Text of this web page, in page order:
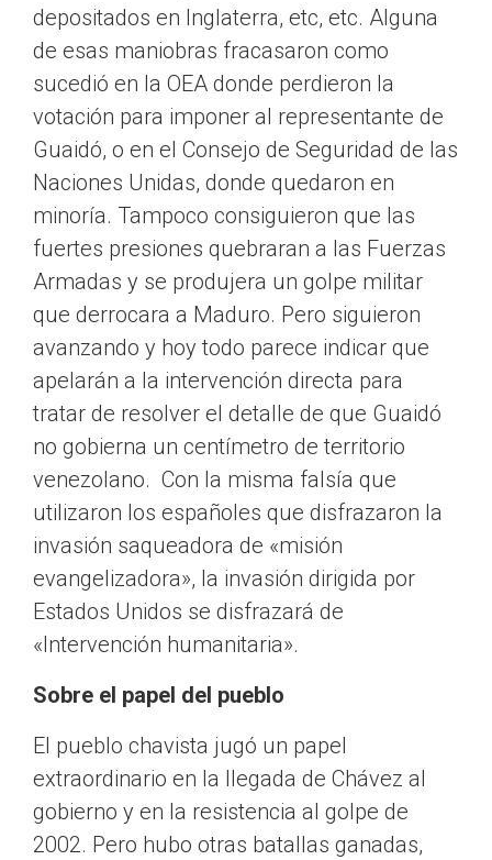
depositados en Inglaterra, etc, etc. Alguna
de esas maniobras fracasaron como
sucedió en la OEA donde perdieron la
votación para imponer al representante de
Guaidó, o en el Consejo de Seguridad de las
Naciones Unidas, donde quedaron en
minoría. Tampoco consiguieron que las
fuertes presiones quebraran a las Fuerzas
Armadas y se produjera un golpe militar
que derrocara a Maduro. Pero siguieron
avanzando y hoy todo parece indicar que
apelarán a la intervención directa para
tratar de resolver el detalle de que Guaidó
no gobierna un centímetro de territorio
venezolano. Con la misma falsía que
utilizaron los españoles que disfrazaron la
invasión saqueadora de «misión
evangelizadora», la invasión dirigida por
Estados Unidos se disfrazará de
«Intervención humanitaria».
Sobre el papel del pueblo
El pueblo chavista jugó un papel
extraordinario en la llegada de Chávez al
gobierno y en la resistencia al golpe de
2002. Pero hubo otras batallas ganadas,